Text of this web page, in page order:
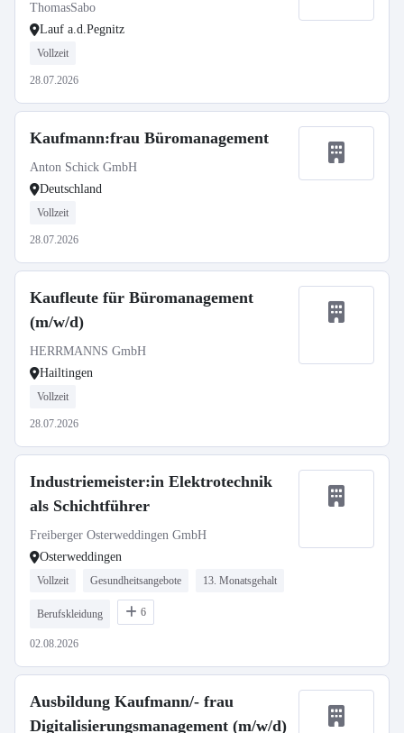
ThomasSabo
Lauf a.d.Pegnitz
Vollzeit
28.07.2026
Kaufmann:frau Büromanagement
Anton Schick GmbH
Deutschland
Vollzeit
28.07.2026
Kaufleute für Büromanagement
(m/w/d)
HERRMANNS GmbH
Hailtingen
Vollzeit
28.07.2026
Industriemeister:in Elektrotechnik
als Schichtführer
Freiberger Osterweddingen GmbH
Osterweddingen
Vollzeit Gesundheitsangebote 13. Monatsgehalt
Berufskleidung 6
02.08.2026
Ausbildung Kaufmann/- frau
Digitalisierungsmanagement (m/w/d)